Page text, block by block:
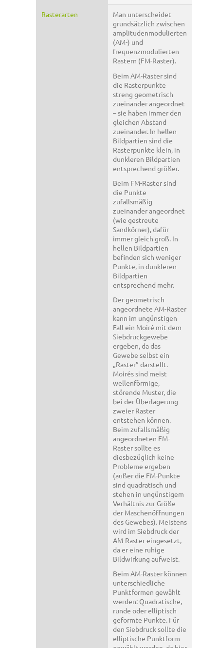
Rasterarten
Man unterscheidet
grundsätzlich zwischen
amplitudenmodulierten
(AM-) und
frequenzmodulierten
Rastern (FM-Raster).
Beim AM-Raster sind
die Rasterpunkte
streng geometrisch
zueinander angeordnet
– sie haben immer den
gleichen Abstand
zueinander. In hellen
Bildpartien sind die
Rasterpunkte klein, in
dunkleren Bildpartien
entsprechend größer.
Beim FM-Raster sind
die Punkte
zufallsmäßig
zueinander angeordnet
(wie gestreute
Sandkörner), dafür
immer gleich groß. In
hellen Bildpartien
befinden sich weniger
Punkte, in dunkleren
Bildpartien
entsprechend mehr.
Der geometrisch
angeordnete AM-Raster
kann im ungünstigen
Fall ein Moiré mit dem
Siebdruckgewebe
ergeben, da das
Gewebe selbst ein
„Raster” darstellt.
Moirés sind meist
wellenförmige,
störende Muster, die
bei der Überlagerung
zweier Raster
entstehen können.
Beim zufallsmäßig
angeordneten FM-
Raster sollte es
diesbezüglich keine
Probleme ergeben
(außer die FM-Punkte
sind quadratisch und
stehen in ungünstigem
Verhältnis zur Größe
der Maschenöffnungen
des Gewebes). Meistens
wird im Siebdruck der
AM-Raster eingesetzt,
da er eine ruhige
Bildwirkung aufweist.
Beim AM-Raster können
unterschiedliche
Punktformen gewählt
werden: Quadratische,
runde oder elliptisch
geformte Punkte. Für
den Siebdruck sollte die
elliptische Punktform